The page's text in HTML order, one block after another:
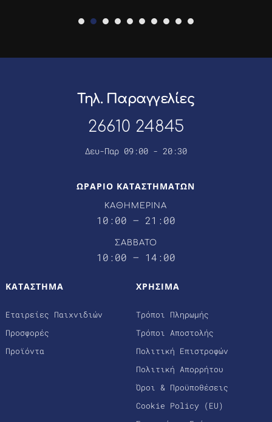
Τηλ. Παραγγελίες
26610 24845
Δευ-Παρ 09:00 - 20:30
ΩΡΑΡΙΟ ΚΑΤΑΣΤΗΜΑΤΩΝ
ΚΑΘΗΜΕΡΙΝΑ
10:00 – 21:00
ΣΑΒΒΑΤΟ
10:00 – 14:00
ΚΑΤΑΣΤΗΜΑ
Εταιρείες Παιχνιδιών
Προσφορές
Προϊόντα
ΧΡΗΣΙΜΑ
Τρόποι Πληρωμής
Τρόποι Αποστολής
Πολιτική Επιστροφών
Πολιτική Απορρήτου
Όροι & Προϋποθέσεις
Cookie Policy (EU)